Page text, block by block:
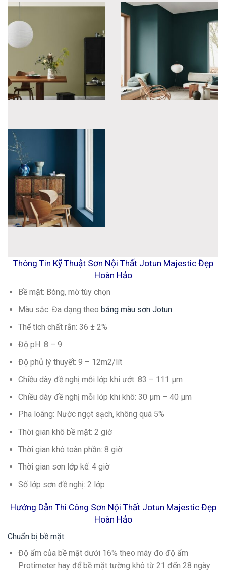
Thông Tin Kỹ Thuật Sơn Nội Thất Jotun Majestic Đẹp
Hoàn Hảo
Bề mặt: Bóng, mờ tùy chọn
Màu sắc: Đa dạng theo bảng màu sơn Jotun
Thể tích chất rắn: 36 ± 2%
Độ pH: 8 – 9
Độ phủ lý thuyết: 9 – 12m2/lít
Chiều dày đề nghị mỗi lớp khi ướt: 83 – 111 µm
Chiều dày đề nghị mỗi lớp khi khô: 30 µm – 40 µm
Pha loãng: Nước ngọt sạch, không quá 5%
Thời gian khô bề mặt: 2 giờ
Thời gian khô toàn phần: 8 giờ
Thời gian sơn lớp kế: 4 giờ
Số lớp sơn đề nghị: 2 lớp
Hướng Dẫn Thi Công Sơn Nội Thất Jotun Majestic Đẹp
Hoàn Hảo
Chuẩn bị bề mặt:
Độ ẩm của bề mặt dưới 16% theo máy đo độ ẩm
Protimeter hay để bề mặt tường khô từ 21 đến 28 ngày